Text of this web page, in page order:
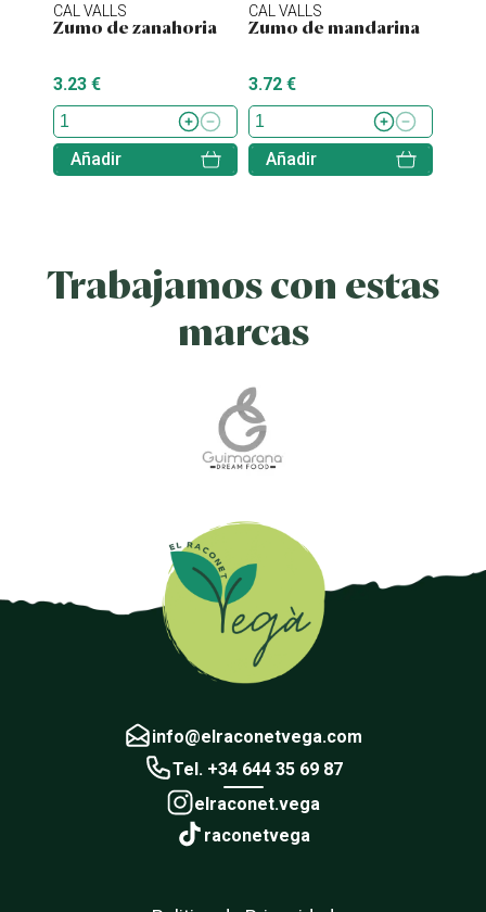
CAL VALLS
Zumo de zanahoria
3.23 €
Añadir
CAL VALLS
Zumo de mandarina
3.72 €
Añadir
Trabajamos con estas
marcas
info@elraconetvega.com
Tel. +34 644 35 69 87
elraconet.vega
raconetvega